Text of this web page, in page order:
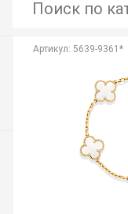
Aртикул: 5639-9361*